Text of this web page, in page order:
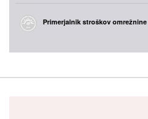
Primerjalnik stroškov omrežnine